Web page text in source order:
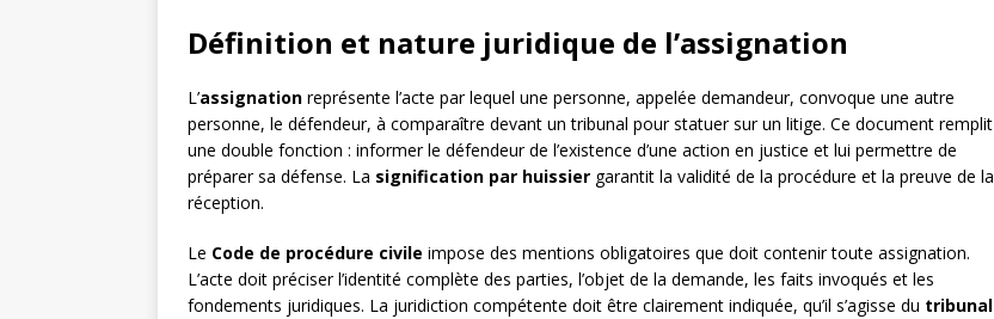
Définition et nature juridique de l’assignation
L’assignation représente l’acte par lequel une personne, appelée demandeur, convoque une autre
personne, le défendeur, à comparaître devant un tribunal pour statuer sur un litige. Ce document remplit
une double fonction : informer le défendeur de l’existence d’une action en justice et lui permettre de
préparer sa défense. La signification par huissier garantit la validité de la procédure et la preuve de la
réception.
Le Code de procédure civile impose des mentions obligatoires que doit contenir toute assignation.
L’acte doit préciser l’identité complète des parties, l’objet de la demande, les faits invoqués et les
fondements juridiques. La juridiction compétente doit être clairement indiquée, qu’il s’agisse du tribunal